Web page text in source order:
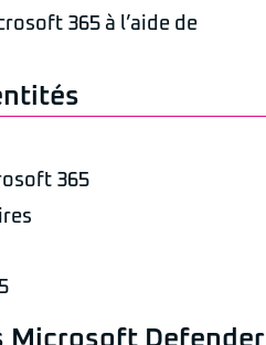
365 à l’aide de
365
Microsoft Defender